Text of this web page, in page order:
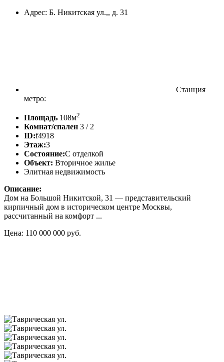
Адрес: Б. Никитская ул.,, д. 31
Станция
метро:
Площадь 108м2
Комнат/спален 3 / 2
ID:f4918
Этаж:3
Состояние:С отделкой
Объект: Вторичное жилье
Элитная недвижимость
Описание:
Дом на Большой Никитской, 31 — представительский
кирпичный дом в историческом центре Москвы,
рассчитанный на комфорт ...
Цена: 110 000 000 руб.